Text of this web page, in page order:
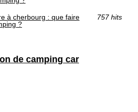
à cherbourg : que faire
?
757 hits
de camping car